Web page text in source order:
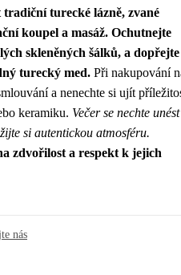
turecké lázně, zvané
koupel a masáž. Ochutnejte
skleněných šálků, a dopřejte
turecký med. Při nakupování
a nenechte si ujít
keramiku. Večer se nechte unést
si autentickou atmosféru.
zdvořilost a respekt k jejich
nás